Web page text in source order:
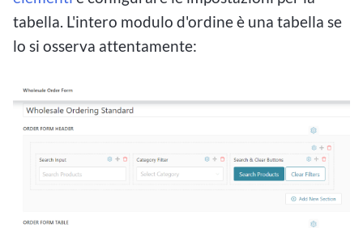
tabella. L'intero modulo d'ordine è una tabella se
lo si osserva attentamente: